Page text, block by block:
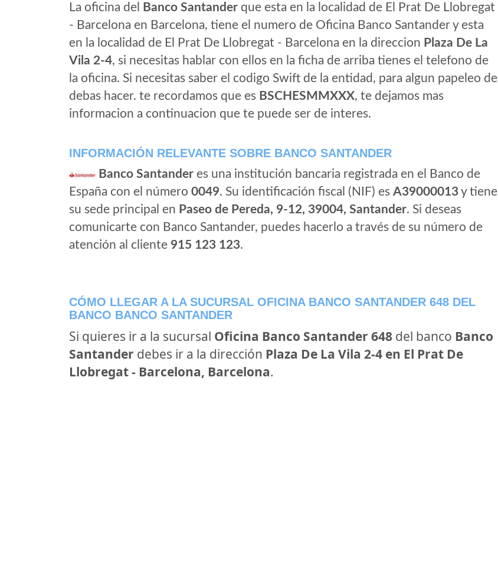
La oficina del Banco Santander que esta en la localidad de El Prat De Llobregat
- Barcelona en Barcelona, tiene el numero de Oficina Banco Santander y esta
en la localidad de El Prat De Llobregat - Barcelona en la direccion Plaza De La
Vila 2-4, si necesitas hablar con ellos en la ficha de arriba tienes el telefono de
la oficina. Si necesitas saber el codigo Swift de la entidad, para algun papeleo de
debas hacer. te recordamos que es BSCHESMMXXX, te dejamos mas
informacion a continuacion que te puede ser de interes.
INFORMACIÓN RELEVANTE SOBRE BANCO SANTANDER
Banco Santander es una institución bancaria registrada en el Banco de
España con el número 0049. Su identificación fiscal (NIF) es A39000013y tiene
su sede principal en Paseo de Pereda, 9-12, 39004, Santander. Si deseas
comunicarte con Banco Santander, puedes hacerlo a través de su número de
atención al cliente 915 123 123.
CÓMO LLEGAR A LA SUCURSAL OFICINA BANCO SANTANDER 648 DEL
BANCO BANCO SANTANDER
Si quieres ir a la sucursal Oficina Banco Santander 648 del banco Banco
Santander debes ir a la dirección Plaza De La Vila 2-4 en El Prat De
Llobregat - Barcelona, Barcelona.